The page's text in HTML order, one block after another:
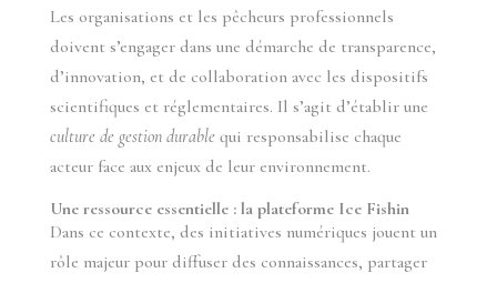
Les organisations et les pêcheurs professionnels
doivent s’engager dans une démarche de transparence,
d’innovation, et de collaboration avec les dispositifs
scientifiques et réglementaires. Il s’agit d’établir une
culture de gestion durablequi responsabilise chaque
acteur face aux enjeux de leur environnement.
Une ressource essentielle : la plateforme Ice Fishin
Dans ce contexte, des initiatives numériques jouent un
rôle majeur pour diffuser des connaissances, partager